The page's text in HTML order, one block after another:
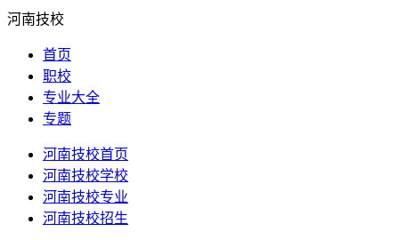
河南技校
首页
职校
专业大全
专题
河南技校首页
河南技校学校
河南技校专业
河南技校招生